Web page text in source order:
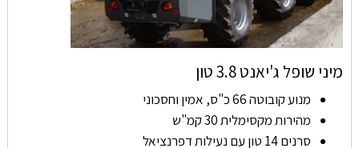
מיני שופל ג'יאנט 3.8 טון
מנוע קובוטה 66 כ"ס, אמין וחסכוני
מהירות מקסימלית 30 קמ"ש
סרנים 14 טון עם נעילות דפרנציאל